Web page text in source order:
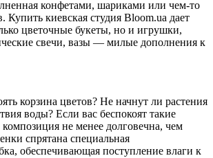
конфетами, шариками или чем-то
Купить киевская студия Bloom.ua дает
цветочные букеты, но и игрушки,
свечи, вазы — милые дополнения к
корзина цветов? Не начнут ли растения
воды? Если вас беспокоят такие
не менее долговечна, чем
спрятана специальная
обеспечивающая поступление влаги к